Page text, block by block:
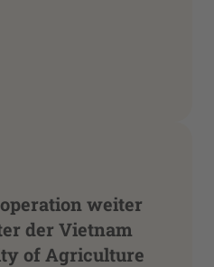
weiter
der Vietnam
of Agriculture